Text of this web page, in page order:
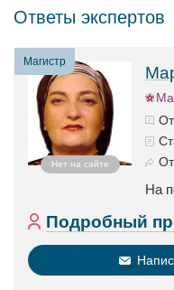
Ответы экспертов
Магистр
Нет на сайте
На
Подробный